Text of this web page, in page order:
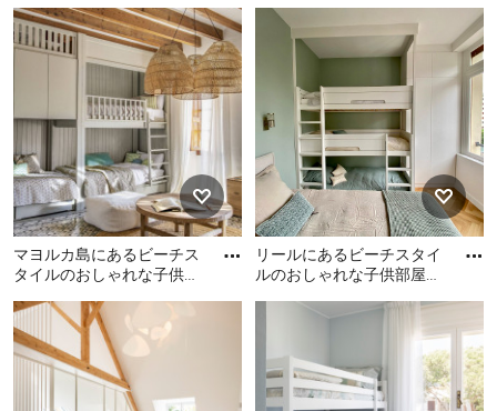
ボルドーにあるビーチスタ
イルのおしゃれな子供部屋
の写真
他の地域にあるビーチスタ
イルのおしゃれな子供部屋
(白い壁、淡色無垢フローリ
ング、ベージュの床) の写真
マヨルカ島にあるビーチス
タイルのおしゃれな子供部
マヨルカ島にあるビーチス
タイルのおしゃれな子供部
屋の写真
リールにあるビーチスタイ
ルのおしゃれな子供部屋の
リールにあるビーチスタイ
ルのおしゃれな子供部屋の
写真